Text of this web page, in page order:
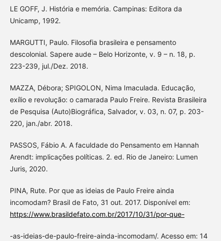
LE GOFF, J. História e memória. Campinas: Editora da
Unicamp, 1992.
MARGUTTI, Paulo. Filosofia brasileira e pensamento
descolonial. Sapere aude – Belo Horizonte, v. 9 – n. 18, p.
223-239, jul./Dez. 2018.
MAZZA, Débora; SPIGOLON, Nima Imaculada. Educação,
exílio e revolução: o camarada Paulo Freire. Revista Brasileira
de Pesquisa (Auto)Biográfica, Salvador, v. 03, n. 07, p. 203-
220, jan./abr. 2018.
PASSOS, Fábio A. A faculdade do Pensamento em Hannah
Arendt: implicações políticas. 2. ed. Rio de Janeiro: Lumen
Juris, 2020.
PINA, Rute. Por que as ideias de Paulo Freire ainda
incomodam? Brasil de Fato, 31 out. 2017. Disponível em:
https://www.brasildefato.com.br/2017/10/31/por-que-
-as-ideias-de-paulo-freire-ainda-incomodam/. Acesso em: 14